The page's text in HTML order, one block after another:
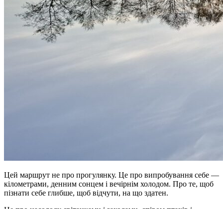
Цей маршрут не про прогулянку. Це про випробування себе —
кілометрами, денним сонцем і вечірнім холодом. Про те, щоб
пізнати себе глибше, щоб відчути, на що здатен.